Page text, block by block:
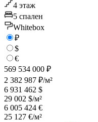
4 этаж
5 спален
Whitebox
₽
$
€
569 534 000 ₽
2 382 987 ₽/м²
6 931 462 $
29 002 $/м²
6 005 424 €
25 127 €/м²